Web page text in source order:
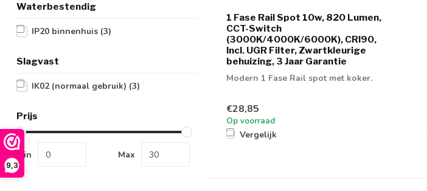
9,3
Waterbestendig
IP20 binnenhuis (3)
Slagvast
IK02 (normaal gebruik) (3)
Prijs
Min Max
1 Fase Rail Spot 10w, 820 Lumen,
CCT-Switch
(3000K/4000K/6000K), CRI90,
Incl. UGR Filter, Zwartkleurige
behuizing, 3 Jaar Garantie
Modern 1 Fase Rail spot met koker.
€28,85
Op voorraad
Vergelijk